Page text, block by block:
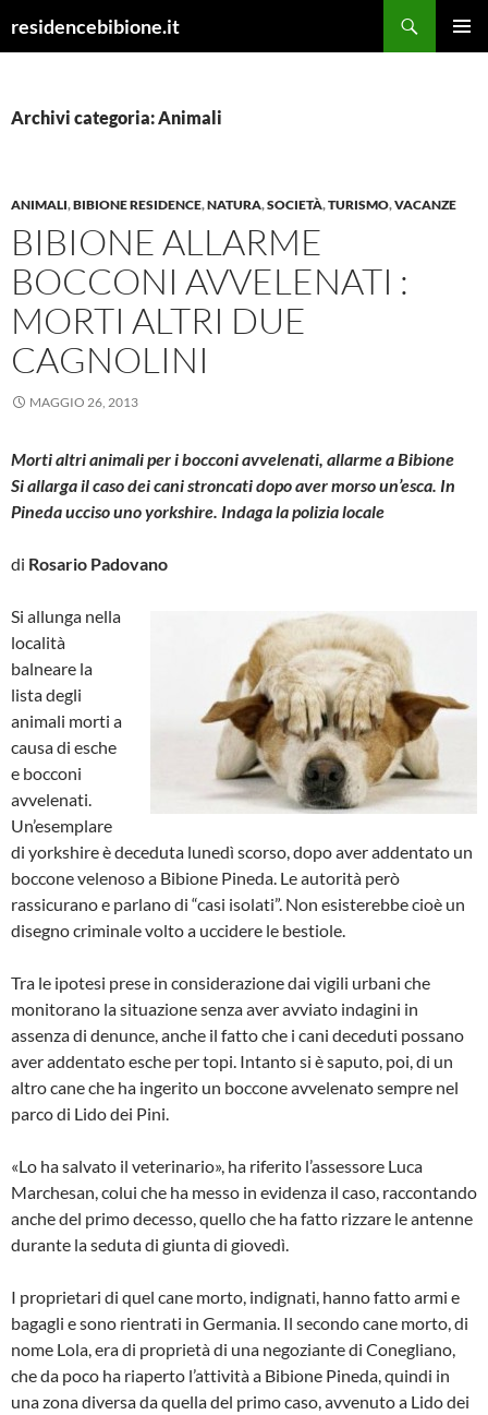
residencebibione.it
Archivi categoria: Animali
ANIMALI,BIBIONE RESIDENCE,NATURA,SOCIETÀ,TURISMO,VACANZE
BIBIONE ALLARME
BOCCONI AVVELENATI :
MORTI ALTRI DUE
CAGNOLINI
MAGGIO 26, 2013
Morti altri animali per i bocconi avvelenati, allarme a Bibione
Si allarga il caso dei cani stroncati dopo aver morso un’esca. In
Pineda ucciso uno yorkshire. Indaga la polizia locale
di Rosario Padovano
Si allunga nella
località
balneare la
lista degli
animali morti a
causa di esche
e bocconi
avvelenati.
Un’esemplare
di yorkshire è deceduta lunedì scorso, dopo aver addentato un
boccone velenoso a Bibione Pineda. Le autorità però
rassicurano e parlano di “casi isolati”. Non esisterebbe cioè un
disegno criminale volto a uccidere le bestiole.
Tra le ipotesi prese in considerazione dai vigili urbani che
monitorano la situazione senza aver avviato indagini in
assenza di denunce, anche il fatto che i cani deceduti possano
aver addentato esche per topi. Intanto si è saputo, poi, di un
altro cane che ha ingerito un boccone avvelenato sempre nel
parco di Lido dei Pini.
«Lo ha salvato il veterinario», ha riferito l’assessore Luca
Marchesan, colui che ha messo in evidenza il caso, raccontando
anche del primo decesso, quello che ha fatto rizzare le antenne
durante la seduta di giunta di giovedì.
I proprietari di quel cane morto, indignati, hanno fatto armi e
bagagli e sono rientrati in Germania. Il secondo cane morto, di
nome Lola, era di proprietà di una negoziante di Conegliano,
che da poco ha riaperto l’attività a Bibione Pineda, quindi in
una zona diversa da quella del primo caso, avvenuto a Lido dei